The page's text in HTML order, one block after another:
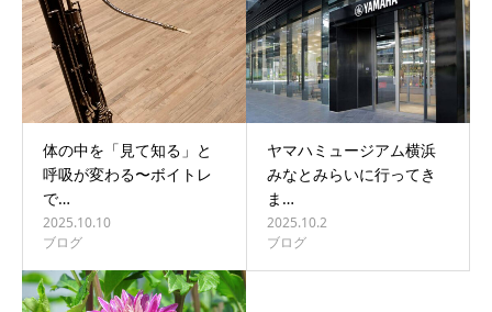
体の中を「見て知る」と
呼吸が変わる〜ボイトレ
で…
2025.10.10
ブログ
ヤマハミュージアム横浜
みなとみらいに行ってき
ま…
2025.10.2
ブログ